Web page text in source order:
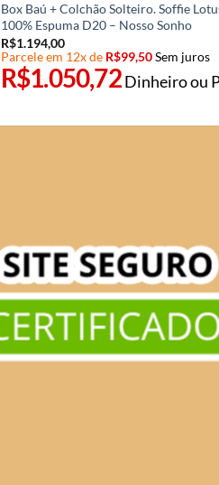
Box Baú + Colchão Solteiro. Soffie
100% Espuma D20 – Nosso Sonho
R$1.194,00
Parcele em 12x de R$99,50Sem juros
R$1.050,72Dinheiro ou